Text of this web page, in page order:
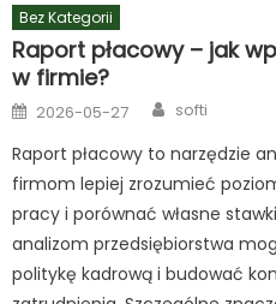
Bez Kategorii
Raport płacowy – jak
w firmie?
Posted
on
2026-05-27 Author
softi
Raport płacowy to narzędzie
firmom lepiej zrozumieć
pracy i porównać własne
analizom przedsiębiorstwa
politykę kadrową i budować